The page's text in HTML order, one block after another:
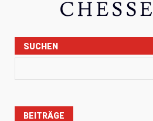
SUCHEN
BEITRÄGE